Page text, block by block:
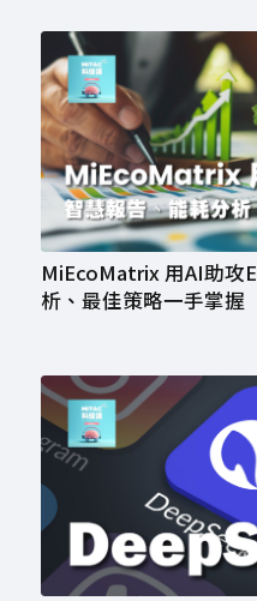
MiEcoMatrix 用AI助攻
析、最佳策略一手掌握